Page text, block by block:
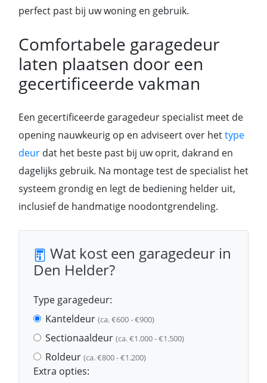
perfect past bij uw woning en gebruik.
Comfortabele garagedeur
laten plaatsen door een
gecertificeerde vakman
Een gecertificeerde garagedeur specialist meet de
opening nauwkeurig op en adviseert over hettype
deur dat het beste past bij uw oprit, dakrand en
dagelijks gebruik. Na montage test de specialist het
systeem grondig en legt de bediening helder uit,
inclusief de handmatige noodontgrendeling.
Wat kost een garagedeur in
Den Helder?
Type garagedeur:
Kanteldeur (ca. €600 - €900)
Sectionaaldeur (ca. €1.000 - €1.500)
Roldeur (ca. €800 - €1.200)
Extra opties: